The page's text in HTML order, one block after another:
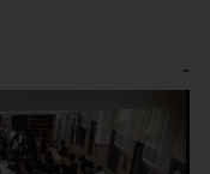
-
וידאו